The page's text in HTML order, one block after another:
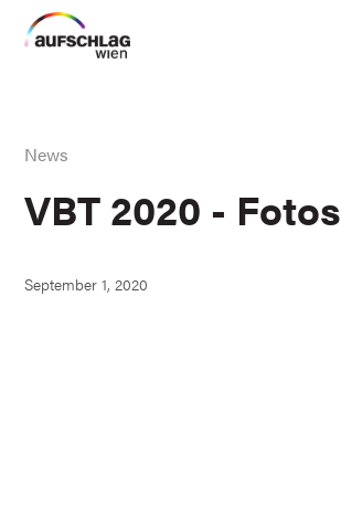
News
VBT 2020 - Fotos
September 1, 2020